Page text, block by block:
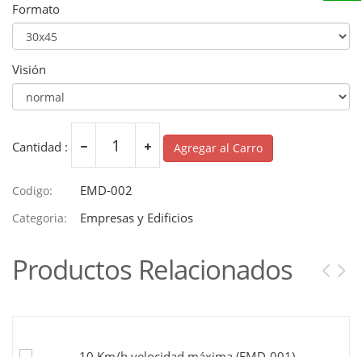
Formato
Visión
Cantidad : Agregar al Carro
Codigo: EMD-002
Categoria: Empresas y Edificios
Productos Relacionados